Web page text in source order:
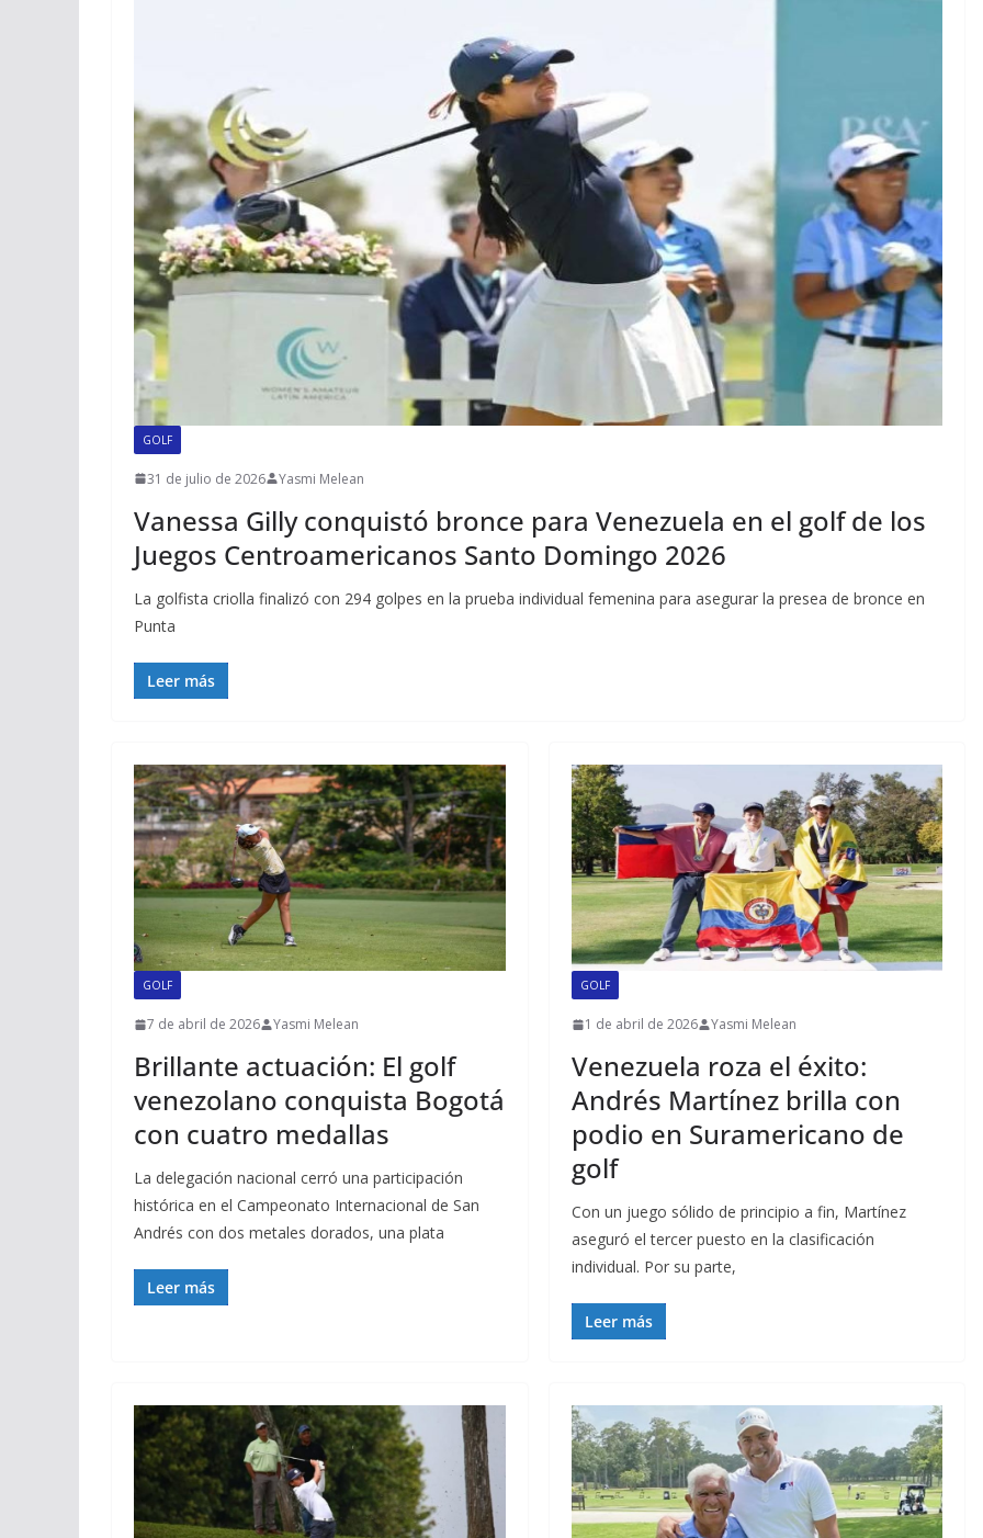
GOLF
31 de julio de 2026 Yasmi Melean
Vanessa Gilly conquistó bronce para Venezuela en el golf de los
Juegos Centroamericanos Santo Domingo 2026
La golfista criolla finalizó con 294 golpes en la prueba individual femenina para asegurar la presea de bronce en
Punta
Leer más
GOLF
7 de abril de 2026 Yasmi Melean
Brillante actuación: El golf
venezolano conquista Bogotá
con cuatro medallas
La delegación nacional cerró una participación
histórica en el Campeonato Internacional de San
Andrés con dos metales dorados, una plata
Leer más
GOLF
1 de abril de 2026 Yasmi Melean
Venezuela roza el éxito:
Andrés Martínez brilla con
podio en Suramericano de
golf
Con un juego sólido de principio a fin, Martínez
aseguró el tercer puesto en la clasificación
individual. Por su parte,
Leer más